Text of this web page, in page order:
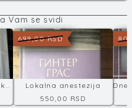
Vam se svidi
Antologija novije srpske književnosti
699,00 RSD
Lokalna anestezija
550,00 RSD